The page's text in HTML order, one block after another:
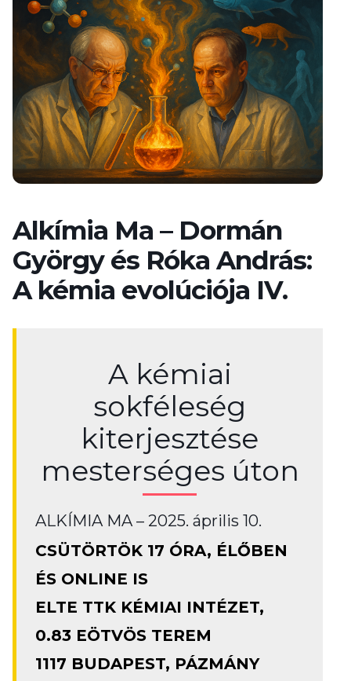
Alkímia Ma – Dormán
György és Róka András:
A kémia evolúciója IV.
A kémiai
sokféleség
kiterjesztése
mesterséges úton
ALKÍMIA MA – 2025. április 10.
CSÜTÖRTÖK 17 ÓRA, ÉLŐBEN
ÉS ONLINE IS
ELTE TTK KÉMIAI INTÉZET,
0.83 EÖTVÖS TEREM
1117 BUDAPEST, PÁZMÁNY